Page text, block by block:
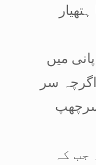
میں
اگرچہ سر
جب کہ